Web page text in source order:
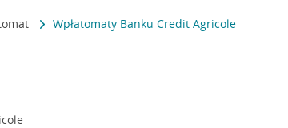
Wpłatomaty Banku Credit Agricole